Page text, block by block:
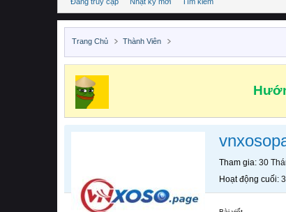
Trang Chủ Thành Viên
Tham gia 30
Hoạt động cuối